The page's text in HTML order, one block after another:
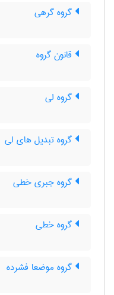
گروه گرهی
قانون گروه
گروه لی
گروه تبدیل های لی
گروه جبری خطی
گروه خطی
گروه موضعا فشرده